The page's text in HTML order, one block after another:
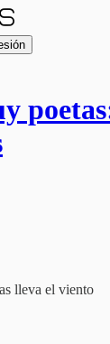
lleva el viento